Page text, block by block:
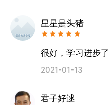
星星是头猪
很好，学习进步
2021-01-13
君子好逑